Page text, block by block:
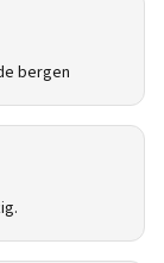
bergen